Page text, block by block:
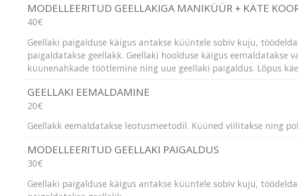
MODELLEERITUD GEELLAKIGA MANIKÜÜR + KÄTE
40€
Geellaki paigalduse käigus antakse küüntele sobiv kuju,
paigaldatakse geellakk. Geellaki hoolduse käigus
küünenahkade töötlemine ning uue geellaki paigaldus. Lõpus
GEELLAKI EEMALDAMINE
20€
Geellakk eemaldatakse leotusmeetodil. Küüned viilitakse ning
MODELLEERITUD GEELLAKI PAIGALDUS
30€
Geellaki paigalduse käigus antakse küüntele sobiv kuju,